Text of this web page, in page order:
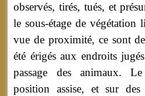
observés, tirés, tués, et
le sous-étage de végétation
vue de proximité, ce sont
été érigés aux endroits
passage des animaux.
position assise, et sur